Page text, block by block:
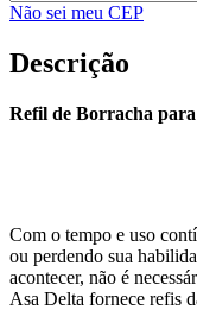
Não sei meu CEP
Descrição
Refil de Borracha
Com o tempo e uso
ou perdendo sua
acontecer, não é
Asa Delta fornece refis